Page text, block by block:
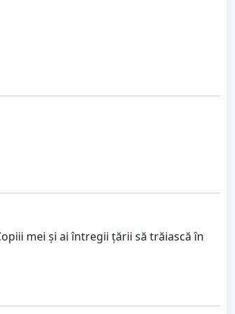
mei și ai întregii țării să trăiască în